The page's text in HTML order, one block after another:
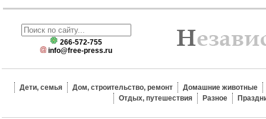
266-572-755
info@free-press.ru
Дети, семья Дом, строительство, ремонт
Домашние животные
Отдых, путешествия
Разное